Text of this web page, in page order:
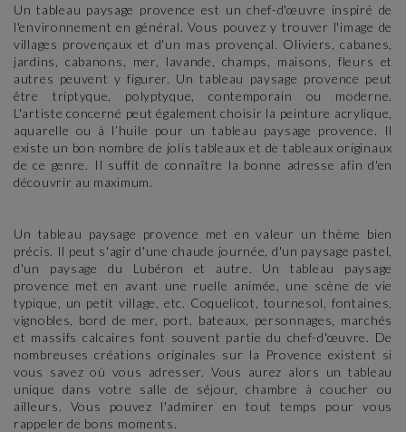
Un tableau paysage provence est un chef-d'œuvre inspiré de
l'environnement en général. Vous pouvez y trouver l'image de
villages provençaux et d'un mas provençal. Oliviers, cabanes,
jardins, cabanons, mer, lavande, champs, maisons, fleurs et
autres peuvent y figurer. Un tableau paysage provence peut
être triptyque, polyptyque, contemporain ou moderne.
L'artiste concerné peut également choisir la peinture acrylique,
aquarelle ou à l’huile pour un tableau paysage provence. Il
existe un bon nombre de jolis tableaux et de tableaux originaux
de ce genre. Il suffit de connaître la bonne adresse afin d'en
découvrir au maximum.
Un tableau paysage provence met en valeur un thème bien
précis. Il peut s'agir d'une chaude journée, d'un paysage pastel,
d'un paysage du Lubéron et autre. Un tableau paysage
provence met en avant une ruelle animée, une scène de vie
typique, un petit village, etc. Coquelicot, tournesol, fontaines,
vignobles, bord de mer, port, bateaux, personnages, marchés
et massifs calcaires font souvent partie du chef-d'œuvre. De
nombreuses créations originales sur la Provence existent si
vous savez où vous adresser. Vous aurez alors un tableau
unique dans votre salle de séjour, chambre à coucher ou
ailleurs. Vous pouvez l'admirer en tout temps pour vous
rappeler de bons moments.